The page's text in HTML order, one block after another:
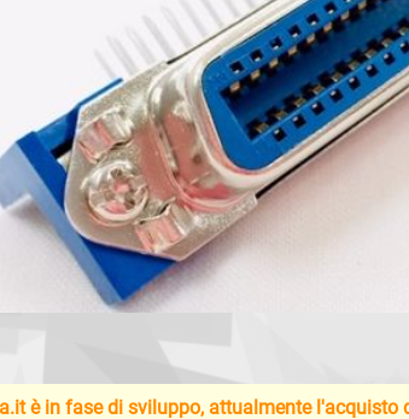
è in fase di sviluppo, attualmente l'acquisto